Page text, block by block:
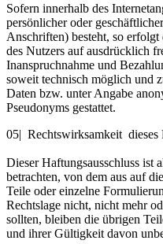
Sofern innerhalb des
persönlicher oder
Anschriften) besteht, so erfolgt
des Nutzers auf ausdrücklich
Inanspruchnahme und
soweit technisch möglich und
Daten bzw. unter Angabe
Pseudonyms gestattet.
05| Rechtswirksamkeit dieses
Dieser Haftungsausschluss ist
betrachten, von dem aus auf
Teile oder einzelne
Rechtslage nicht, nicht mehr
sollten, bleiben die übrigen
und ihrer Gültigkeit davon